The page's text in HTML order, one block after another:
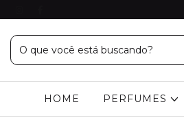
HOME PERFUMES